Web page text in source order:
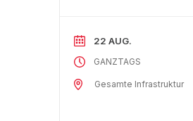
22 AUG.
GANZTAGS
Gesamte Infrastruktur